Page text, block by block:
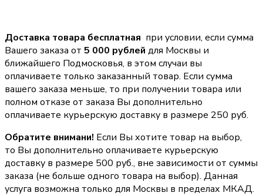
Доставка товара бесплатная при условии, если сумма
Вашего заказа от 5 000 рублей для Москвы и
ближайшего Подмосковья, в этом случаи вы
оплачиваете только заказанный товар. Если сумма
вашего заказа меньше, то при получении товара или
полном отказе от заказа Вы дополнительно
оплачиваете курьерскую доставку в размере 250 руб.
Обратите внимани! Если Вы хотите товар на выбор,
то Вы дополнительно оплачиваете курьерскую
доставку в размере 500 руб., вне зависимости от суммы
заказа (не больше одного товара на выбор). Данная
услуга возможна только для Москвы в пределах МКАД.